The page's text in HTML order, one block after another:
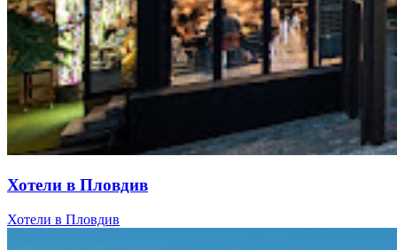
Хотели в Пловдив
Хотели в Пловдив